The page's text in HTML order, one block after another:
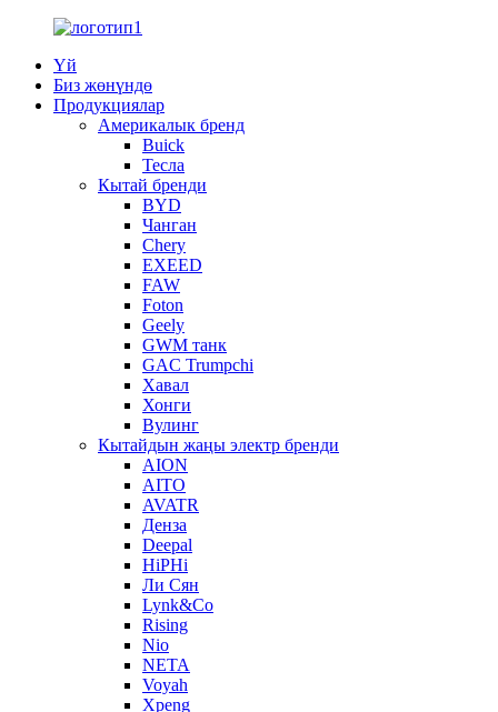
Үй
Биз жөнүндө
Продукциялар
Америкалык бренд
Buick
Тесла
Кытай бренди
BYD
Чанган
Chery
EXEED
FAW
Foton
Geely
GWM танк
GAC Trumpchi
Хавал
Хонги
Вулинг
Кытайдын жаңы электр бренди
AION
AITO
AVATR
Денза
Deepal
HiPHi
Ли Сян
Lynk&Co
Rising
Nio
NETA
Voyah
Xpeng